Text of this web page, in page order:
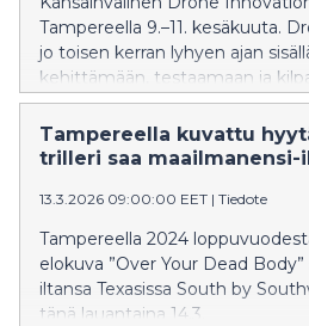
laaja kokemus johtotehtävistä
pohjoismaisissa että
teollisuusyrityksissä, kuten
Groupissa ja Kronochem
ja johti yhtiötä merkittävän
laajentamisen sekä suurten
Tällä hetkellä hän toimii
Mitsubishi. Arctial Group
miljardien eurojen arvoista
Lukkaroisen nimitys ajoittuu vai
Tampereella 9.–11. kesäkuuta.
jo toisen kerran lyhyen ajan
kehittämään, testaamaan ja
Rahapalkintojen arvo on 10 000
Tampereella kuvattu
trilleri saa maailmanensi-
13.3.2026 09:00:00 EET | Tiedote
Tampereella 2024
elokuva ”Over Your Dead
iltansa Texasissa South by
tänä lauantaina 14.3.